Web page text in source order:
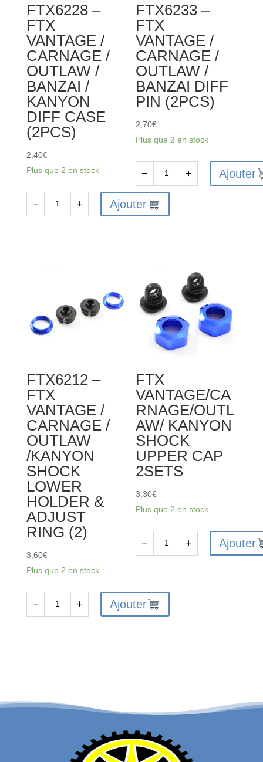
BANZAI
DIFF
DRIVE
GEAR
W/PIN
(2SETS)
BANZAI
SERVO
SAVER
POST
(2PCS)
FTX6228 –
FTX
VANTAGE /
CARNAGE /
OUTLAW /
BANZAI /
KANYON
DIFF CASE
(2PCS)
2,40€
Plus que 2 en stock
CARNAGE
BANZAI
KANYON
DIFF
CASE
(2PCS)
− + Ajouter
FTX6233 –
FTX
VANTAGE /
CARNAGE /
OUTLAW /
BANZAI DIFF
PIN (2PCS)
2,70€
Plus que 2 en stock
de
FTX6233
CARNAGE
OUTLAW
BANZAI
PIN
(2PCS)
− + Ajouter
FTX6212 –
FTX
VANTAGE /
CARNAGE /
OUTLAW
/KANYON
SHOCK
LOWER
HOLDER &
ADJUST
RING (2)
3,60€
Plus que 2 en stock
/
− + Ajouter
FTX
VANTAGE/CA
RNAGE/OUTL
AW/ KANYON
SHOCK
UPPER CAP
2SETS
3,30€
Plus que 2 en stock
VANTAGE/CARNAGE/OUTLAW/
KANYON
− + Ajouter